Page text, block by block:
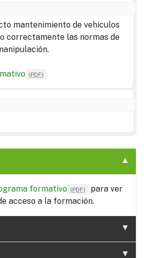
mantenimiento de vehículos
correctamente las normas de
(PDF)
formativo (PDF)
para ver
acceso a la formación.